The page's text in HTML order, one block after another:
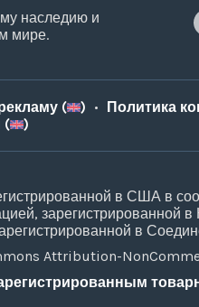
наследию и
мире.
( ) • Политика
( )
в США в
зарегистрированной в
в
Attribution-